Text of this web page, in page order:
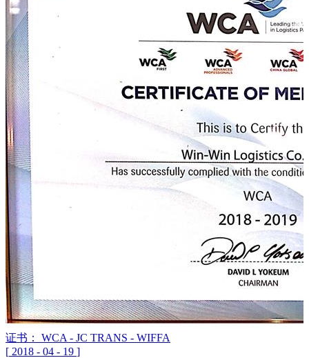
证书： WCA - JC TRANS - WIFFA
[ 2018 - 04 - 19 ]